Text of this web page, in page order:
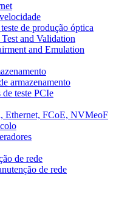
de produção óptica
and Validation
and Emulation
armazenamento
teste PCIe
Ethernet, FCoE, NVMeoF
de rede
de rede